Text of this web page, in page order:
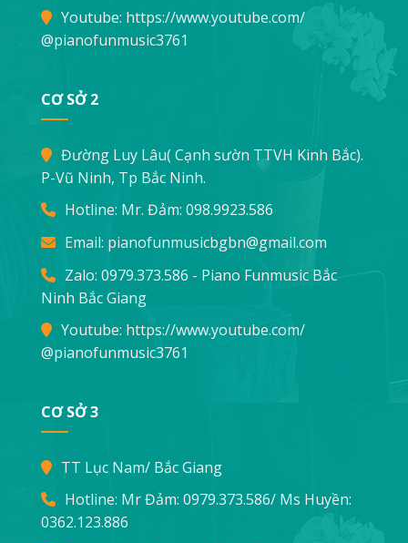
Youtube: https://www.youtube.com/
@pianofunmusic3761
CƠ SỞ 2
Đường Luy Lâu( Cạnh sườn TTVH Kinh Bắc).
P-Vũ Ninh, Tp Bắc Ninh.
Hotline: Mr. Đảm: 098.9923.586
Email: pianofunmusicbgbn@gmail.com
Zalo: 0979.373.586 - Piano Funmusic Bắc
Ninh Bắc Giang
Youtube: https://www.youtube.com/
@pianofunmusic3761
CƠ SỞ 3
TT Lục Nam/ Bắc Giang
Hotline: Mr Đảm: 0979.373.586/ Ms Huyền:
0362.123.886